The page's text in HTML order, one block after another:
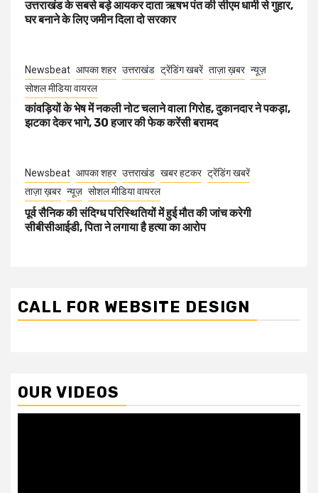
उत्तराखंड के सबसे बड़े आयकर दाता ऋषभ पंत की सीएम धामी से गुहार,
घर बनाने के लिए जमीन दिला दो सरकार
Newsbeat आपका शहर उत्तराखंड ट्रेंडिंग खबरें ताज़ा ख़बर न्यूज़
सोशल मीडिया वायरल
कांवड़ियों के भेष में नकली नोट चलाने वाला गिरोह, दुकानदार ने पकड़ा,
झटका देकर भागे, 30 हजार की फेक करेंसी बरामद
Newsbeat आपका शहर उत्तराखंड खबर हटकर ट्रेंडिंग खबरें
ताज़ा ख़बर न्यूज़ सोशल मीडिया वायरल
पूर्व सैनिक की संदिग्ध परिस्थितियों में हुई मौत की जांच करेगी
सीबीसीआईडी, पिता ने लगाया है हत्या का आरोप
CALL FOR WEBSITE DESIGN
OUR VIDEOS